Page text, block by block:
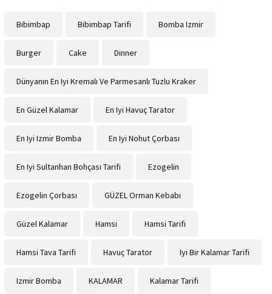
Bibimbap Bibimbap Tarifi Bomba Izmir
Burger Cake Dinner
Dünyanın En Iyi Kremalı Ve Parmesanlı Tuzlu Kraker
En Güzel Kalamar En Iyi Havuç Tarator
En Iyi Izmir Bomba En Iyi Nohut Çorbası
En Iyi Sultanhan Bohçası Tarifi Ezogelin
Ezogelin Çorbası GÜZEL Orman Kebabı
Güzel Kalamar Hamsi Hamsi Tarifi
Hamsi Tava Tarifi Havuç Tarator Iyi Bir Kalamar Tarifi
Izmir Bomba KALAMAR Kalamar Tarifi